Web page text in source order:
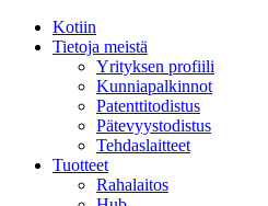
Kotiin
Tietoja meistä
Yrityksen profiili
Kunniapalkinnot
Patenttitodistus
Pätevyystodistus
Tehdaslaitteet
Tuotteet
Rahalaitos